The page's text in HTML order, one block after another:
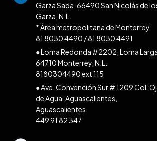
Garza Sada, 66490 San Nicolás de
Garza, N.L.
* Área metropolitana de Monterrey
81 8030 4490 /81 8030 4491
● Loma Redonda #2202, Loma
64710 Monterrey, N.L.
8180304490 ext 115
● Ave. Convención Sur # 1209 Col.
de Agua. Aguascalientes,
Aguascalientes.
449 91 82 347